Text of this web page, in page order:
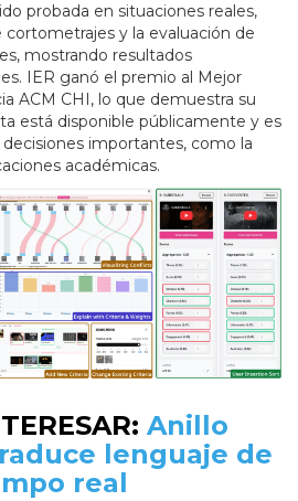
probada en situaciones reales,
y la evaluación de
mostrando resultados
IER ganó el premio al Mejor
ACM CHI, lo que demuestra su
está disponible públicamente y es
importantes, como la
académicas.
Anillo
lenguaje de
real